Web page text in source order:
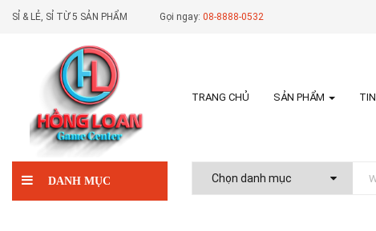
SỈ & LẺ, SỈ TỪ 5 SẢN PHẨM Gọi ngay: 08-8888-0532
TRANG CHỦ SẢN PHẨM
DANH MỤC